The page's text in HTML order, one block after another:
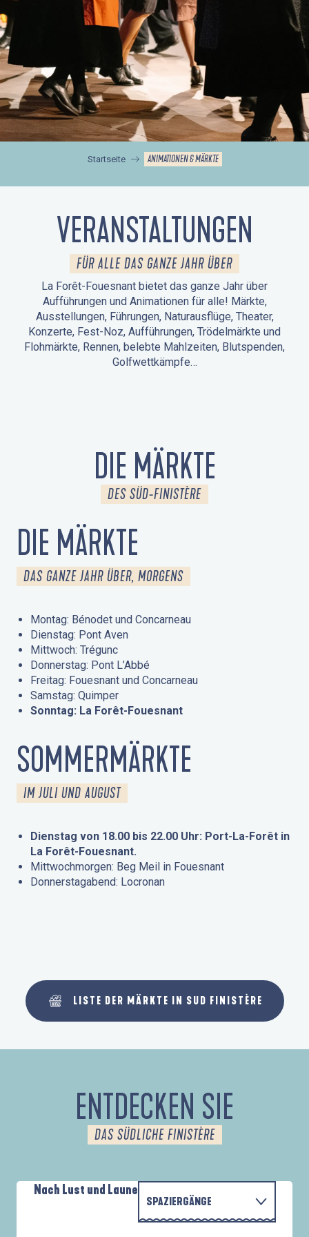
Startseite ANIMATIONEN & MÄRKTE
VERANSTALTUNGEN
FÜR ALLE DAS GANZE JAHR ÜBER
La Forêt-Fouesnant bietet das ganze Jahr über
Aufführungen und Animationen für alle! Märkte,
Ausstellungen, Führungen, Naturausflüge, Theater,
Konzerte, Fest-Noz, Aufführungen, Trödelmärkte und
Flohmärkte, Rennen, belebte Mahlzeiten, Blutspenden,
Golfwettkämpfe…
DIE MÄRKTE
DES SÜD-FINISTÈRE
DIE MÄRKTE
DAS GANZE JAHR ÜBER, MORGENS
Montag: Bénodet und Concarneau
Dienstag: Pont Aven
Mittwoch: Trégunc
Donnerstag: Pont L’Abbé
Freitag: Fouesnant und Concarneau
Samstag: Quimper
Sonntag: La Forêt-Fouesnant
SOMMERMÄRKTE
IM JULI UND AUGUST
Dienstag von 18.00 bis 22.00 Uhr: Port-La-Forêt in
La Forêt-Fouesnant.
Mittwochmorgen: Beg Meil in Fouesnant
Donnerstagabend: Locronan
LISTE DER MÄRKTE IN SUD FINISTÈRE
ENTDECKEN SIE
DAS SÜDLICHE FINISTÈRE
Nach Lust und Laune
SPAZIERGÄNGE